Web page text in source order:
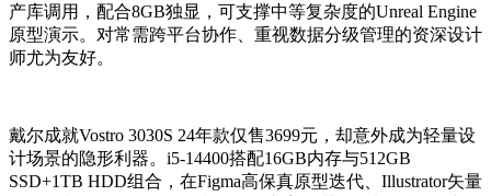
产库调用，配合8GB独显，可支撑中等复杂度的Unreal Engine
原型演示。对常需跨平台协作、重视数据分级管理的资深设计
师尤为友好。
戴尔成就Vostro 3030S 24年款仅售3699元，却意外成为轻量设
计场景的隐形利器。i5-14400搭配16GB内存与512GB
SSD+1TB HDD组合，在Figma高保真原型迭代、Illustrator矢量